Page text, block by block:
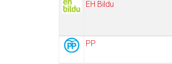
EH Bildu
PP